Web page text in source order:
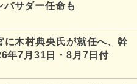
バサダー任命も
に木村典央氏が就任へ、幹
7月31日・8月7日付